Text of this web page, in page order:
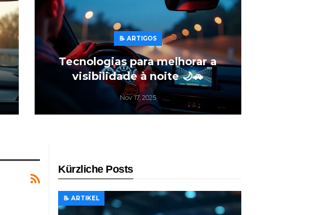
📝 ARTIGOS
Tecnologias para melhorar a
visibilidade à noite 🌙🚗
Nov 17, 2025
Kürzliche Posts
📝 ARTIKEL